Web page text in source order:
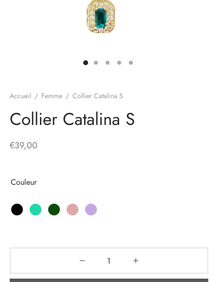
Accueil / Femme / Collier Catalina S
Collier Catalina S
€39,00
Couleur